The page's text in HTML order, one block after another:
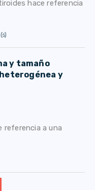
hace referencia
y tamaño
y
referencia a una